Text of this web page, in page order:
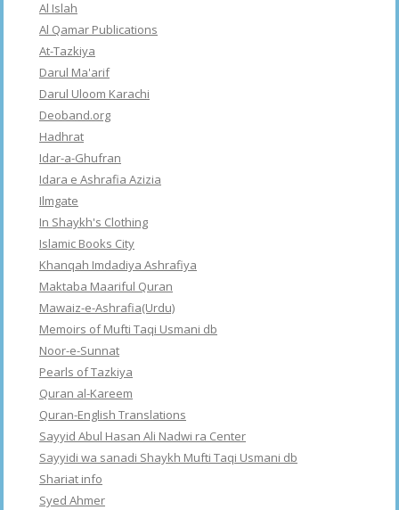
Al Islah
Al Qamar Publications
At-Tazkiya
Darul Ma'arif
Darul Uloom Karachi
Deoband.org
Hadhrat
Idar-a-Ghufran
Idara e Ashrafia Azizia
Ilmgate
In Shaykh's Clothing
Islamic Books City
Khanqah Imdadiya Ashrafiya
Maktaba Maariful Quran
Mawaiz-e-Ashrafia(Urdu)
Memoirs of Mufti Taqi Usmani db
Noor-e-Sunnat
Pearls of Tazkiya
Quran al-Kareem
Quran-English Translations
Sayyid Abul Hasan Ali Nadwi ra Center
Sayyidi wa sanadi Shaykh Mufti Taqi Usmani db
Shariat info
Syed Ahmer